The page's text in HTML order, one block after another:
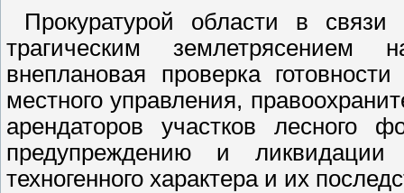
Прокуратурой области в
трагическим землетрясением
внеплановая проверка
местного управления,
арендаторов участков лесного
предупреждению и
техногенного характера и их